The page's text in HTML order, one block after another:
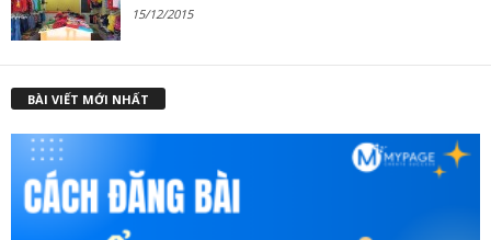
15/12/2015
Xây dựng doanh nghiệp
BÀI VIẾT MỚI NHẤT